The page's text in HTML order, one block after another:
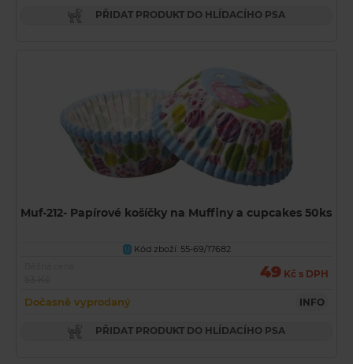
PŘIDAT PRODUKT DO HLÍDACÍHO PSA
Muf-212- Papírové košíčky na Muffiny a cupcakes 50ks
U Kód zboží: 55-69/17682
49 Kč s DPH
Dočasně vyprodaný INFO
PŘIDAT PRODUKT DO HLÍDACÍHO PSA